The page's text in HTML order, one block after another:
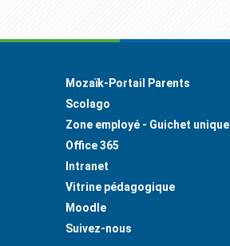
Footer
Mozaïk-Portail Parents
Scolago
Zone employé - Guichet unique
Office 365
Intranet
Vitrine pédagogique
Moodle
Suivez-nous